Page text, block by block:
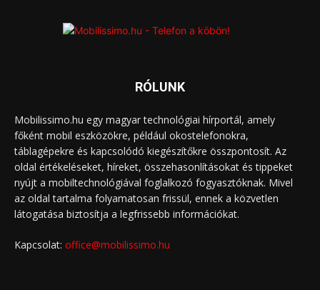
RÓLUNK
Mobilissimo.hu egy magyar technológiai hírportál, amely
főként mobil eszközökre, például okostelefonokra,
táblagépekre és kapcsolódó kiegészítőkre összpontosít. Az
oldal értékeléseket, híreket, összehasonlításokat és tippeket
nyújt a mobiltechnológiával foglalkozó fogyasztóknak. Mivel
az oldal tartalma folyamatosan frissül, ennek a közvetlen
látogatása biztosítja a legfrissebb információkat.
Kapcsolat: office@mobilissimo.hu